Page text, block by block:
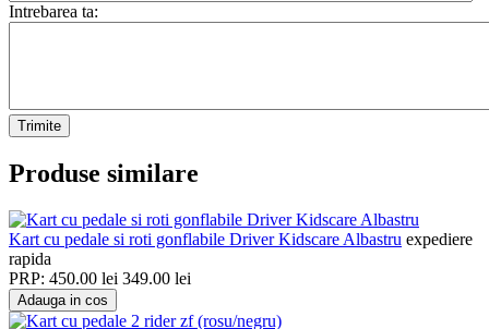
Intrebarea ta:
Trimite
Produse similare
Kart cu pedale si roti gonflabile Driver Kidscare Albastru expediere
rapida
PRP: 450.00 lei 349.00 lei
Adauga in cos